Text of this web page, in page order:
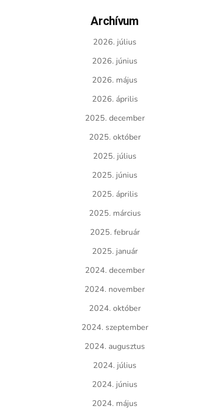
Archívum
2026. július
2026. június
2026. május
2026. április
2025. december
2025. október
2025. július
2025. június
2025. április
2025. március
2025. február
2025. január
2024. december
2024. november
2024. október
2024. szeptember
2024. augusztus
2024. július
2024. június
2024. május